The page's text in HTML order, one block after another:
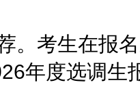
考生在报名
年度选调生